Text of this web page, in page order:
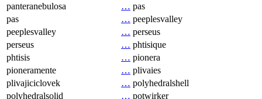
panteranebulosa
… pas
pas
… peeplesvalley
peeplesvalley
… perseus
perseus
… phtisique
phtisis
… pionera
pioneramente
… plivaies
plivajiciclovek
… polyhedralshell
polyhedralsolid
… potwirker